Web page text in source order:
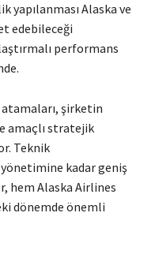
yapılanması Alaska ve
edebileceği
performans
atamaları, şirketin
amaçlı stratejik
Teknik
kadar geniş
hem Alaska Airlines
dönemde önemli